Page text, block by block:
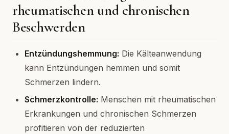
rheumatischen und chronischen
Beschwerden
Entzündungshemmung: Die Kälteanwendung
kann Entzündungen hemmen und somit
Schmerzen lindern.
Schmerzkontrolle: Menschen mit rheumatischen
Erkrankungen und chronischen Schmerzen
profitieren von der reduzierten